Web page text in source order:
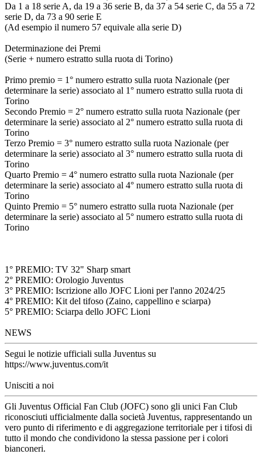
Da 1 a 18 serie A, da 19 a 36 serie B, da 37 a 54 serie C, da 55 a 72
serie D, da 73 a 90 serie E
(Ad esempio il numero 57 equivale alla serie D)
Determinazione dei Premi
(Serie + numero estratto sulla ruota di Torino)
Primo premio = 1° numero estratto sulla ruota Nazionale (per
determinare la serie) associato al 1° numero estratto sulla ruota di
Torino
Secondo Premio = 2° numero estratto sulla ruota Nazionale (per
determinare la serie) associato al 2° numero estratto sulla ruota di
Torino
Terzo Premio = 3° numero estratto sulla ruota Nazionale (per
determinare la serie) associato al 3° numero estratto sulla ruota di
Torino
Quarto Premio = 4° numero estratto sulla ruota Nazionale (per
determinare la serie) associato al 4° numero estratto sulla ruota di
Torino
Quinto Premio = 5° numero estratto sulla ruota Nazionale (per
determinare la serie) associato al 5° numero estratto sulla ruota di
Torino
1° PREMIO: TV 32" Sharp smart
2° PREMIO: Orologio Juventus
3° PREMIO: Iscrizione allo JOFC Lioni per l'anno 2024/25
4° PREMIO: Kit del tifoso (Zaino, cappellino e sciarpa)
5° PREMIO: Sciarpa dello JOFC Lioni
NEWS
Segui le notizie ufficiali sulla Juventus su
https://www.juventus.com/it
Unisciti a noi
Gli Juventus Official Fan Club (JOFC) sono gli unici Fan Club
riconosciuti ufficialmente dalla società Juventus, rappresentando un
vero punto di riferimento e di aggregazione territoriale per i tifosi di
tutto il mondo che condividono la stessa passione per i colori
bianconeri.